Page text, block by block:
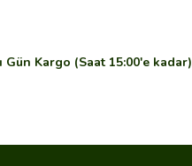
Gün Kargo (Saat 15:00'e kadar)